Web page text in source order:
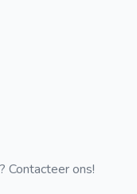
Contacteer ons!